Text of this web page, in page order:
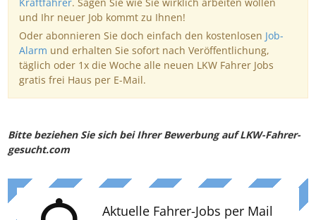
und Ihr neuer Job kommt zu Ihnen!
Oder abonnieren Sie doch einfach den kostenlosen Job-
Alarm und erhalten Sie sofort nach Veröffentlichung,
täglich oder 1x die Woche alle neuen LKW Fahrer Jobs
gratis frei Haus per E-Mail.
Bitte beziehen Sie sich bei Ihrer Bewerbung auf LKW-Fahrer-
gesucht.com
Aktuelle Fahrer-Jobs per Mail